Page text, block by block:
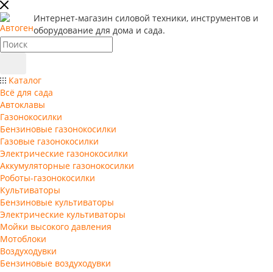
Интернет-магазин силовой техники, инструментов и
оборудование для дома и сада.
Каталог
Всё для сада
Автоклавы
Газонокосилки
Бензиновые газонокосилки
Газовые газонокосилки
Электрические газонокосилки
Аккумуляторные газонокосилки
Роботы-газонокосилки
Культиваторы
Бензиновые культиваторы
Электрические культиваторы
Мойки высокого давления
Мотоблоки
Воздуходувки
Бензиновые воздуходувки